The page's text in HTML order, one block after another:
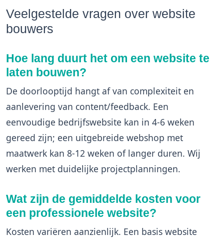
Veelgestelde vragen over website
bouwers
Hoe lang duurt het om een website te
laten bouwen?
De doorlooptijd hangt af van complexiteit en
aanlevering van content/feedback. Een
eenvoudige bedrijfswebsite kan in 4-6 weken
gereed zijn; een uitgebreide webshop met
maatwerk kan 8-12 weken of langer duren. Wij
werken met duidelijke projectplanningen.
Wat zijn de gemiddelde kosten voor
een professionele website?
Kosten variëren aanzienlijk. Een basis website